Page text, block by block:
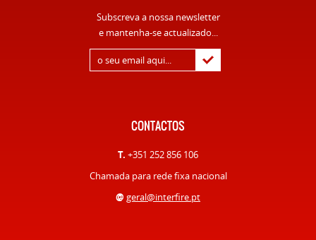
Subscreva a nossa newsletter
e mantenha-se actualizado...
CONTACTOS
T. +351 252 856 106
Chamada para rede fixa nacional
@ geral@interfire.pt